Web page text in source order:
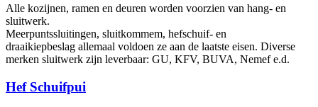
Alle kozijnen, ramen en deuren worden voorzien van hang- en
sluitwerk.
Meerpuntssluitingen, sluitkommem, hefschuif- en
draaikiepbeslag allemaal voldoen ze aan de laatste eisen. Diverse
merken sluitwerk zijn leverbaar: GU, KFV, BUVA, Nemef e.d.
Hef Schuifpui